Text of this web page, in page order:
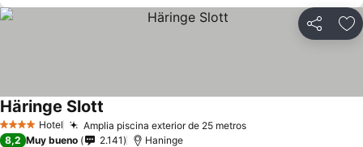
Compartir
4 EstrellasHotel Amplia piscina exterior de 25 metrosVer precios
Häringe Slott
8,2 Muy bueno 2.141 Haninge